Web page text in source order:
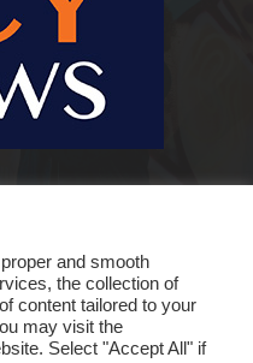
στην επικαιρότητα.
and smooth
the collection of
content tailored to your
may visit the
Select "Accept All" if